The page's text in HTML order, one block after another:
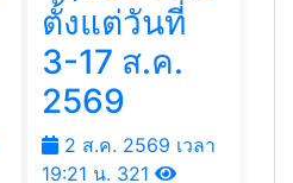
ตั้งแต่วันที่
3-17 ส.ค.
2569
2 ส.ค. 2569 เวลา
19:21 น. 321